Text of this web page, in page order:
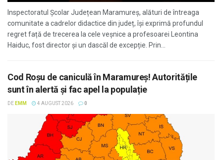
Inspectoratul Școlar Județean Maramureș, alături de întreaga
comunitate a cadrelor didactice din județ, își exprimă profundul
regret față de trecerea la cele veșnice a profesoarei Leontina
Haiduc, fost director și un dascăl de excepție. Prin...
Cod Roșu de caniculă în Maramureș! Autoritățile
sunt în alertă și fac apel la populație
DE EMM 4 AUGUST 2026 0